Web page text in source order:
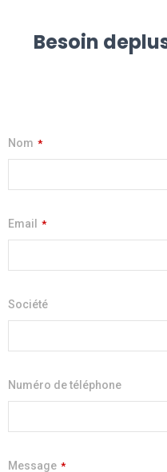
Besoin de
Nom *
Email *
Société
Numéro de téléphone
Message *